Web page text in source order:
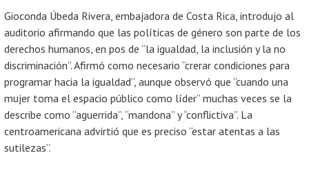
Gioconda Úbeda Rivera, embajadora de Costa Rica, introdujo al
auditorio afirmando que las políticas de género son parte de los
derechos humanos, en pos de “la igualdad, la inclusión y la no
discriminación”. Afirmó como necesario “crerar condiciones para
programar hacia la igualdad”, aunque observó que “cuando una
mujer toma el espacio público como líder” muchas veces se la
describe como “aguerrida”, “mandona” y “conflictiva”. La
centroamericana advirtió que es preciso “estar atentas a las
sutilezas”.